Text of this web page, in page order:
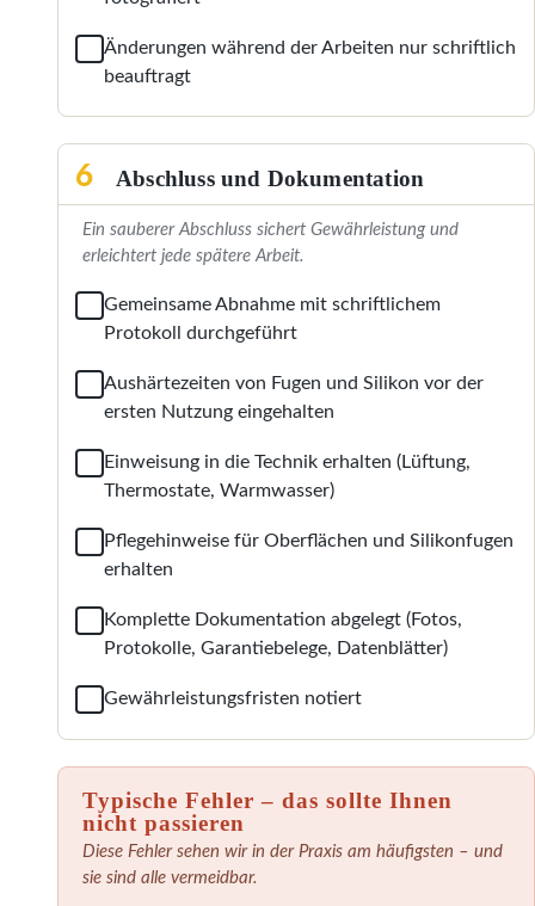
Änderungen während der Arbeiten nur schriftlich
beauftragt
6 Abschluss und Dokumentation
Ein sauberer Abschluss sichert Gewährleistung und
erleichtert jede spätere Arbeit.
Gemeinsame Abnahme mit schriftlichem
Protokoll durchgeführt
Aushärtezeiten von Fugen und Silikon vor der
ersten Nutzung eingehalten
Einweisung in die Technik erhalten (Lüftung,
Thermostate, Warmwasser)
Pflegehinweise für Oberflächen und Silikonfugen
erhalten
Komplette Dokumentation abgelegt (Fotos,
Protokolle, Garantiebelege, Datenblätter)
Gewährleistungsfristen notiert
Typische Fehler – das sollte Ihnen
nicht passieren
Diese Fehler sehen wir in der Praxis am häufigsten – und
sie sind alle vermeidbar.